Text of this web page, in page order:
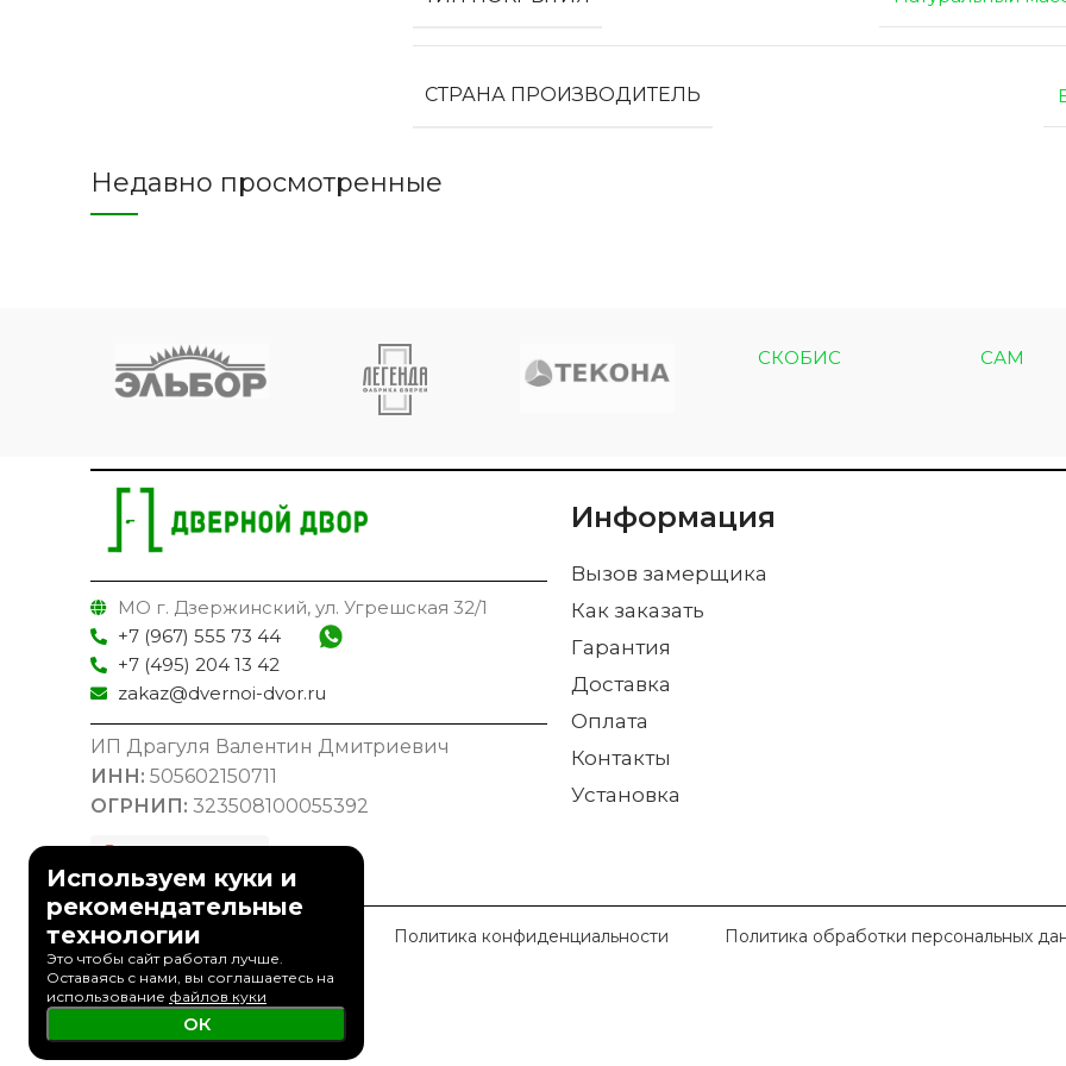
СТРАНА ПРОИЗВОДИТЕЛЬ
Недавно просмотренные
СКОБИС САМ
МО г. Дзержинский, ул. Угрешская 32/1
+7 (967) 555 73 44
+7 (495) 204 13 42
zakaz@dvernoi-dvor.ru
ИП Драгуля Валентин Дмитриевич
ИНН: 505602150711
ОГРНИП: 323508100055392
Информация
Вызов замерщика
Как заказать
Гарантия
Доставка
Оплата
Контакты
Установка
© 2023 Дверной Двор Политика конфиденциальности Политика обработки персональных
Используем куки и
рекомендательные
технологии
Это чтобы сайт работал лучше.
Оставаясь с нами, вы соглашаетесь на
использование файлов куки
ОК